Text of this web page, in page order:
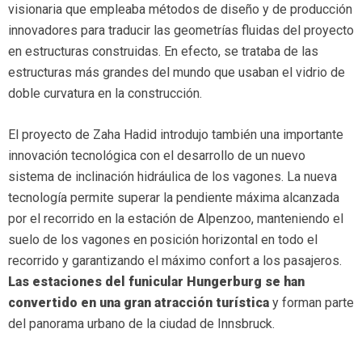
visionaria que empleaba métodos de diseño y de producción
innovadores para traducir las geometrías fluidas del proyecto
en estructuras construidas. En efecto, se trataba de las
estructuras más grandes del mundo que usaban el vidrio de
doble curvatura en la construcción.
El proyecto de Zaha Hadid introdujo también una importante
innovación tecnológica con el desarrollo de un nuevo
sistema de inclinación hidráulica de los vagones. La nueva
tecnología permite superar la pendiente máxima alcanzada
por el recorrido en la estación de Alpenzoo, manteniendo el
suelo de los vagones en posición horizontal en todo el
recorrido y garantizando el máximo confort a los pasajeros.
Las estaciones del funicular Hungerburg se han
convertido en una gran atracción turística y forman parte
del panorama urbano de la ciudad de Innsbruck.